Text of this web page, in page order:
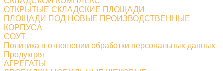
ОТКРЫТЫЕ СКЛАДСКИЕ ПЛОЩАДИ
ПЛОЩАДИ ПОД НОВЫЕ ПРОИЗВОДСТВЕННЫЕ
КОРПУСА
СОУТ
Политика в отношении обработки персональных данных
Продукция
АГРЕГАТЫ